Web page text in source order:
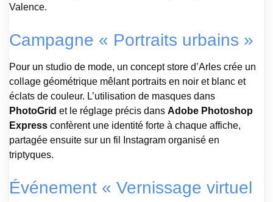
Valence.
Campagne « Portraits urbains »
Pour un studio de mode, un concept store d’Arles crée un
collage géométrique mêlant portraits en noir et blanc et
éclats de couleur. L’utilisation de masques dans
PhotoGrid et le réglage précis dans Adobe Photoshop
Express confèrent une identité forte à chaque affiche,
partagée ensuite sur un fil Instagram organisé en
triptyques.
Événement « Vernissage virtuel